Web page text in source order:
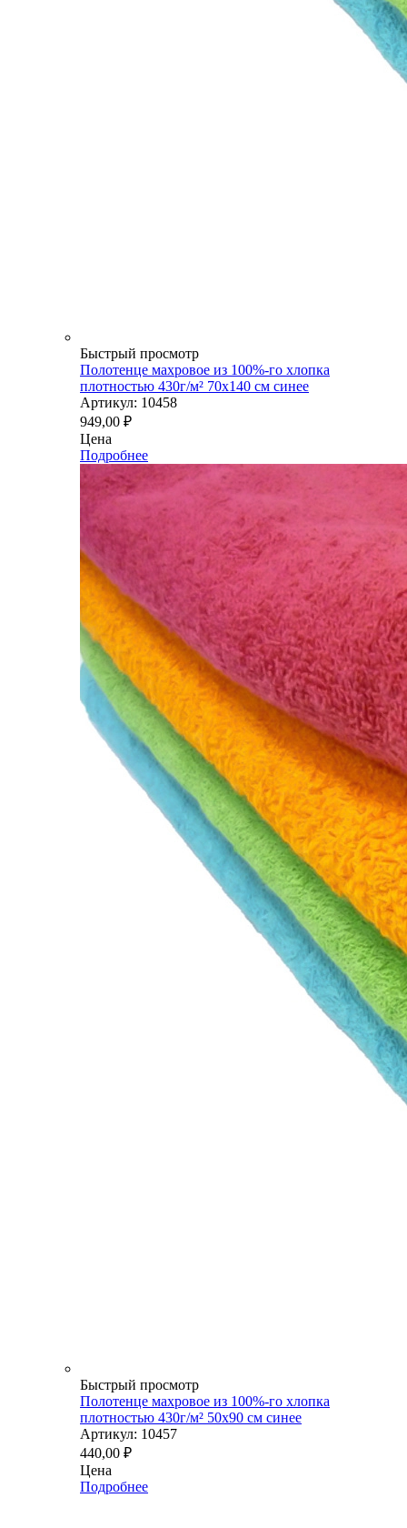
Быстрый просмотр
Полотенце махровое из 100%-го хлопка
плотностью 430г/м² 70x140 см синее
Артикул: 10458
949,00 ₽
Цена
Подробнее
Быстрый просмотр
Полотенце махровое из 100%-го хлопка
плотностью 430г/м² 50x90 см синее
Артикул: 10457
440,00 ₽
Цена
Подробнее